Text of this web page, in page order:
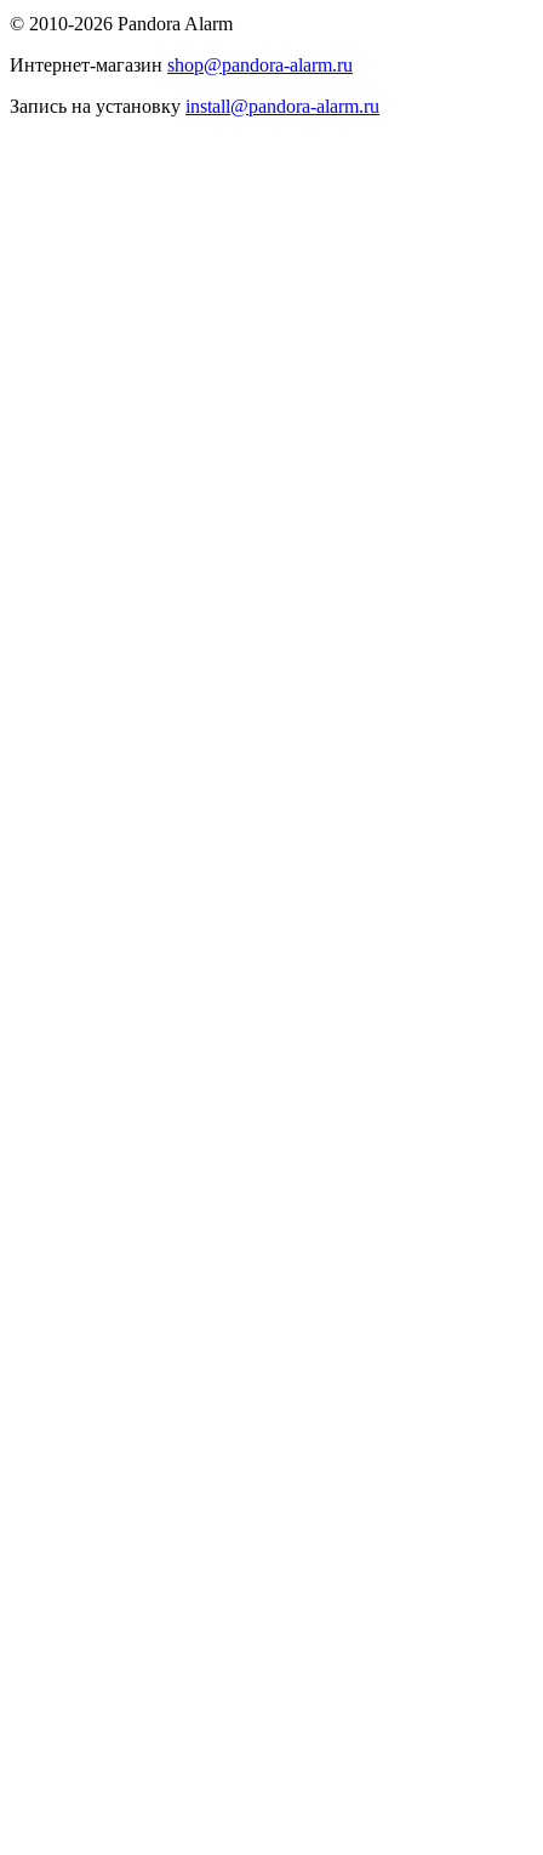
© 2010-2026 Pandora Alarm
Интернет-магазин shop@pandora-alarm.ru
Запись на установку install@pandora-alarm.ru